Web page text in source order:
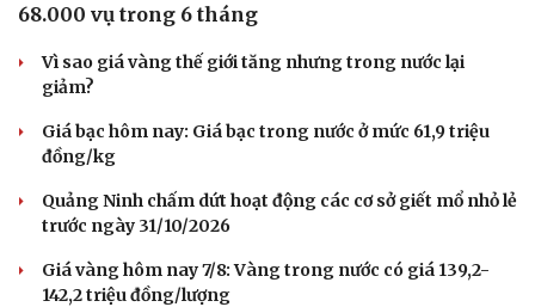
68.000 vụ trong 6 tháng
Vì sao giá vàng thế giới tăng nhưng trong nước lại
giảm?
Giá bạc hôm nay: Giá bạc trong nước ở mức 61,9 triệu
đồng/kg
Quảng Ninh chấm dứt hoạt động các cơ sở giết mổ nhỏ lẻ
trước ngày 31/10/2026
Giá vàng hôm nay 7/8: Vàng trong nước có giá 139,2-
142,2 triệu đồng/lượng